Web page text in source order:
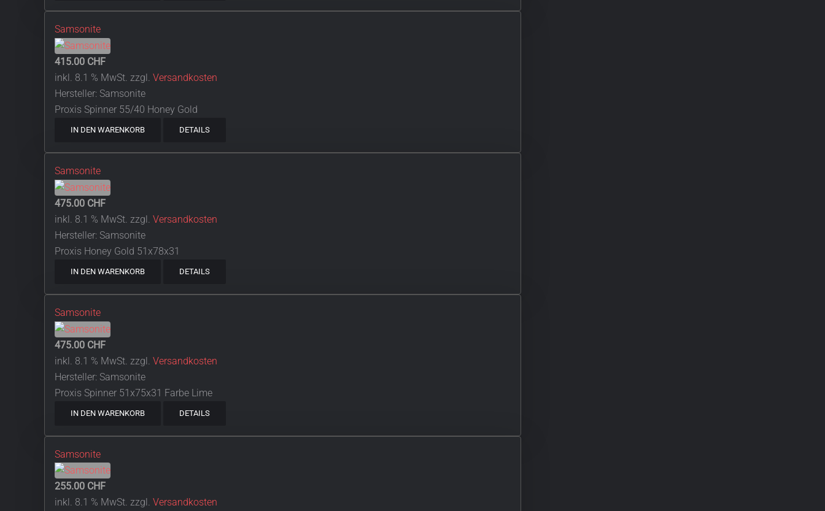
Samsonite
415.00 CHF
inkl. 8.1 % MwSt. zzgl. Versandkosten
Hersteller: Samsonite
Proxis Spinner 55/40 Honey Gold
IN DEN WARENKORB DETAILS
Samsonite
475.00 CHF
inkl. 8.1 % MwSt. zzgl. Versandkosten
Hersteller: Samsonite
Proxis Honey Gold 51x78x31
IN DEN WARENKORB DETAILS
Samsonite
475.00 CHF
inkl. 8.1 % MwSt. zzgl. Versandkosten
Hersteller: Samsonite
Proxis Spinner 51x75x31 Farbe Lime
IN DEN WARENKORB DETAILS
Samsonite
255.00 CHF
inkl. 8.1 % MwSt. zzgl. Versandkosten